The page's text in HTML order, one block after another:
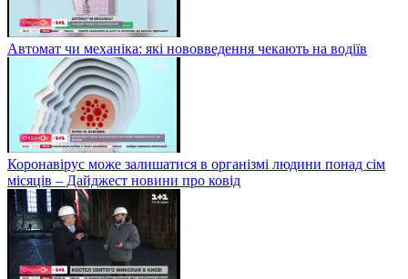
Автомат чи механіка: які нововведення чекають на водіїв
Коронавірус може залишатися в організмі людини понад сім
місяців – Дайджест новини про ковід